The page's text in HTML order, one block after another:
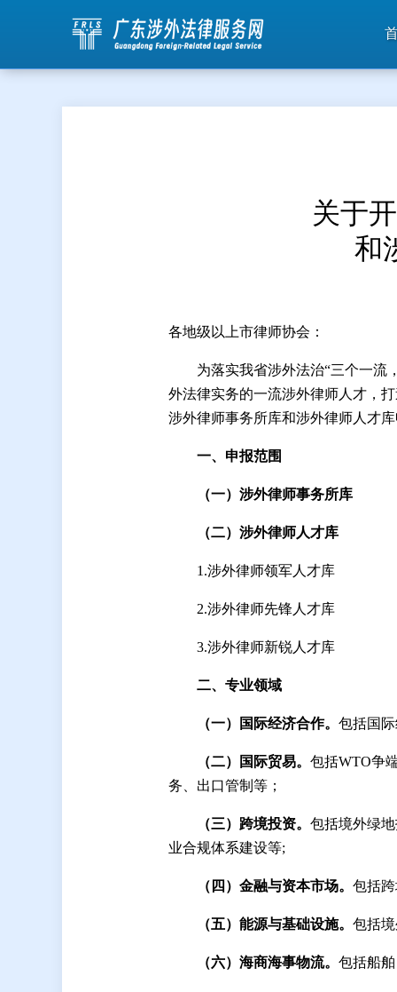
关于
和
各地级以上市律师协会：
为落实我省涉外法治“三个一流
外法律实务的一流涉外律师人才，
涉外律师事务所库和涉外律师人才
一、申报范围
（一）涉外律师事务所库
（二）涉外律师人才库
1.涉外律师领军人才库
2.涉外律师先锋人才库
3.涉外律师新锐人才库
二、专业领域
（一） 国际经济合作。 包括国
（二） 国际贸易。 包括WTO争
务、出口管制等；
（三） 跨境投资。 包括境外绿
业合规体系建设等;
（ 四 ） 金融与资本市场。 包括
（五） 能源与基础设施。 包括
（六） 海商海事物流。 包括船